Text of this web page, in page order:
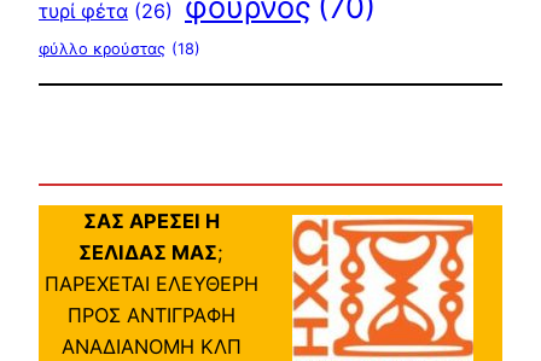
τυρί φέτα (26)
φύλλο κρούστας (18)
ΣΑΣ ΑΡΕΣΕΙ Η
ΣΕΛΙΔΑΣ ΜΑΣ;
ΠΑΡΕΧΕΤΑΙ ΕΛΕΥΘΕΡΗ
ΠΡΟΣ ΑΝΤΙΓΡΑΦΗ
ΑΝΑΔΙΑΝΟΜΗ ΚΛΠ